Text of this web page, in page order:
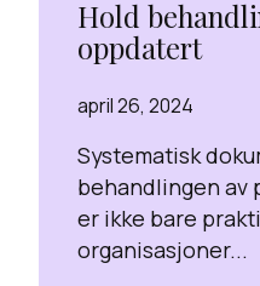
Hold
oppdatert
april 26, 2024
Systematisk
behandlingen av
er ikke bare
organisasjoner...